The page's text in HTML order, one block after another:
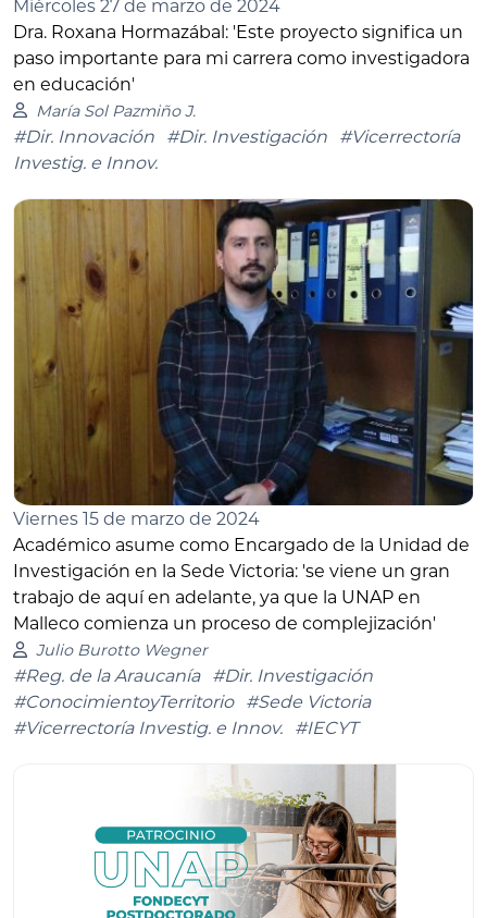
Miércoles 27 de marzo de 2024
Dra. Roxana Hormazábal: 'Este proyecto significa un
paso importante para mi carrera como investigadora
en educación'
María Sol Pazmiño J.
#Dir. Innovación #Dir. Investigación
#Vicerrectoría
Investig. e Innov.
Viernes 15 de marzo de 2024
Académico asume como Encargado de la Unidad de
Investigación en la Sede Victoria: 'se viene un gran
trabajo de aquí en adelante, ya que la UNAP en
Malleco comienza un proceso de complejización'
Julio Burotto Wegner
#Reg. de la Araucanía
#Dir. Investigación
#ConocimientoyTerritorio
#Sede Victoria
#Vicerrectoría Investig. e Innov.
#IECYT